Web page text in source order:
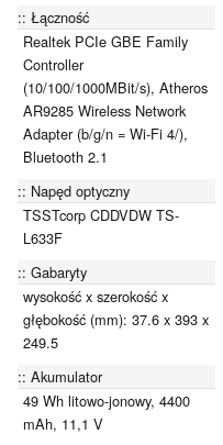
Łączność
Realtek PCIe GBE Family
Controller
(10/100/1000MBit/s), Atheros
AR9285 Wireless Network
Adapter (b/g/n = Wi-Fi 4/),
Bluetooth 2.1
Napęd optyczny
TSSTcorp CDDVDW TS-
L633F
Gabaryty
wysokość x szerokość x
głębokość (mm): 37.6 x 393 x
249.5
Akumulator
49 Wh litowo-jonowy, 4400
mAh, 11,1 V